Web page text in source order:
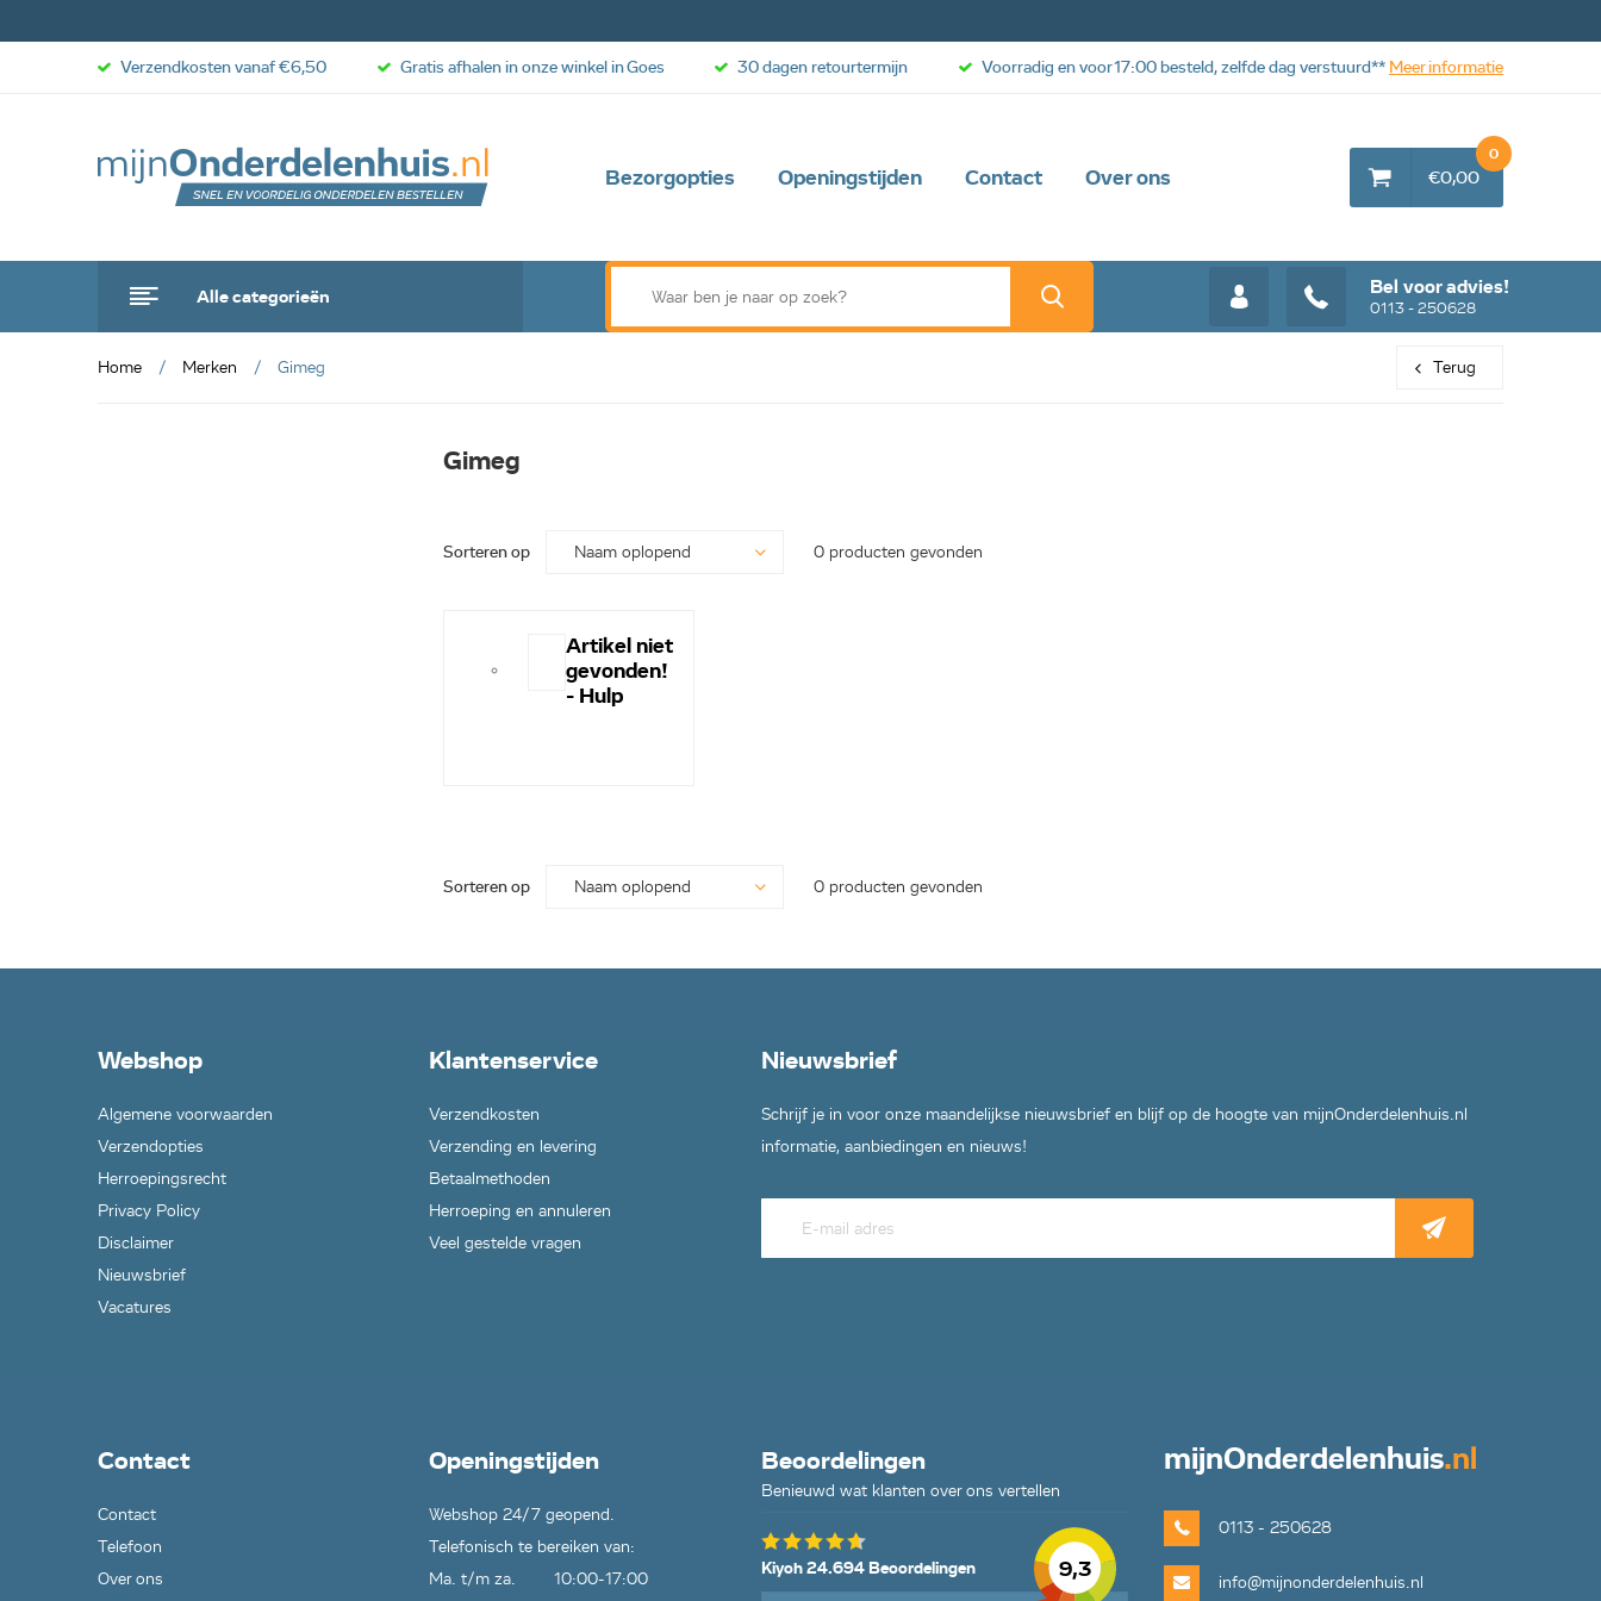
Bezorgopties Openingstijden Contact Over ons
Alle categorieën Bel voor advies!
0113 - 250628
€0,00
0
Verzendkosten vanaf €6,50 Gratis afhalen in onze winkel in Goes 30 dagen retourtermijn Voorradig en voor 17:00 besteld, zelfde dag verstuurd** Meer informatie
Home Merken Gimeg Terug
Gimeg
Sorteren op 0 producten gevonden
Artikel niet
gevonden!
- Hulp
Sorteren op 0 producten gevonden
Webshop
Algemene voorwaarden
Verzendopties
Herroepingsrecht
Privacy Policy
Disclaimer
Nieuwsbrief
Vacatures
Klantenservice
Verzendkosten
Verzending en levering
Betaalmethoden
Herroeping en annuleren
Veel gestelde vragen
Nieuwsbrief
Schrijf je in voor onze maandelijkse nieuwsbrief en blijf op de hoogte van mijnOnderdelenhuis.nl
informatie, aanbiedingen en nieuws!
Contact
Contact
Telefoon
Over ons
Openingstijden
Webshop 24/7 geopend.
Telefonisch te bereiken van:
Ma. t/m za.
10:00-17:00
Beoordelingen
Benieuwd wat klanten over ons vertellen
9,3
Kiyoh 24.694 Beoordelingen
mijnOnderdelenhuis.nl
0113 - 250628
info@mijnonderdelenhuis.nl